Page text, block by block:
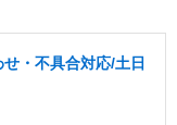
・不具合対応/土日